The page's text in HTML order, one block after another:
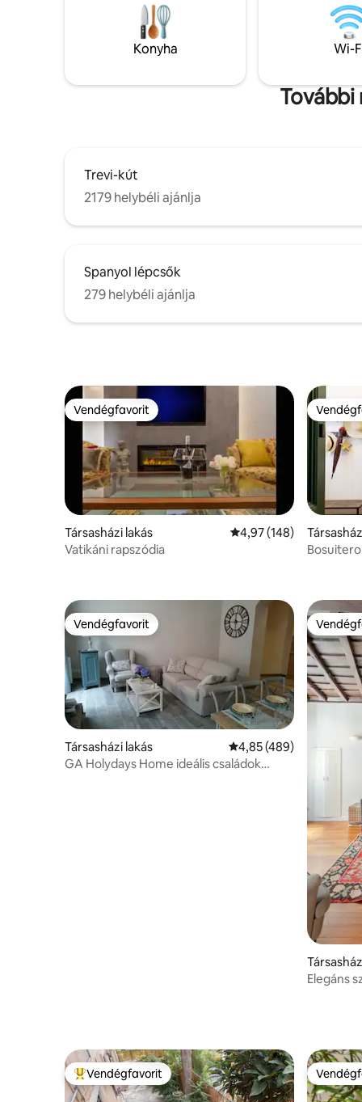
elegancia, a központi elhelyezkedés és a
béke egyedi keveréke egy felejthetetlen
tartózkodáshoz az Örök Városban.
káddal
személy
és egy
Konyha Wi-
További
Trevi-kút
2179 helybéli ajánlja
Spanyol lépcsők
279 helybéli ajánlja
Vendégfavorit
Vendégfavorit
Társasházi lakás Átlagos értékelés: 5/
4,97 (148)
Vatikáni rapszódia
Bosuiterome
Vendégfavorit
Vendégfavorit
Társasházi lakás Átlagos értékelés: 5/
4,85 (489)
GA Holydays Home ideális családok
Elegáns
Kiemelt vendégfavorit
Vendégfavorit